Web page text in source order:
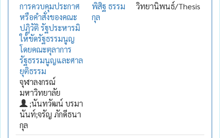
การควบคุมประกาศ
หรือคำสั่งของคณะ
ปฏิวัติ รัฐประหารมิ
ให้ขัดรัฐธรรมนูญ
โดยคณะตุลาการ
รัฐธรรมนูญและศาล
ยุติธรรม
จุฬาลงกรณ์
มหาวิทยาลัย
;นันทวัฒน์ บรมา
นันท์;จรัญ ภักดีธนา
กุล
พิสิฐ ธรรม
กุล
วิทยานิพนธ์/Thesis